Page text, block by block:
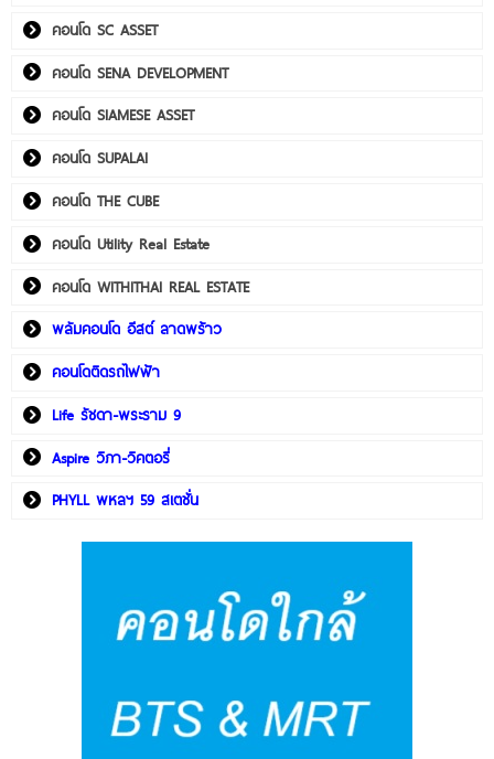
คอนโด SC ASSET
คอนโด SENA DEVELOPMENT
คอนโด SIAMESE ASSET
คอนโด SUPALAI
คอนโด THE CUBE
คอนโด Utility Real Estate
คอนโด WITHITHAI REAL ESTATE
พลัมคอนโด อีสต์ ลาดพร้าว
คอนโดติดรถไฟฟ้า
Life รัชดา-พระราม 9
Aspire วิภา-วิคตอรี่
PHYLL พหลฯ 59 สเตชั่น